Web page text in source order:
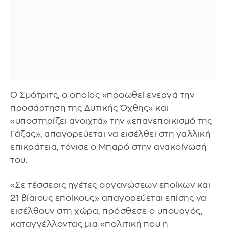
Ο Σμότριτς, ο οποίος «προωθεί ενεργά την
προσάρτηση της Δυτικής Όχθης» και
«υποστηρίζει ανοιχτά» την «επανεποικισμό της
Γάζας», απαγορεύεται να εισέλθει στη γαλλική
επικράτεια, τόνισε ο Μπαρό στην ανακοίνωσή
του.
«Σε τέσσερις ηγέτες οργανώσεων εποίκων και
21 βίαιους εποίκους» απαγορεύεται επίσης να
εισέλθουν στη χώρα, πρόσθεσε ο υπουργός,
καταγγέλλοντας μια «πολιτική που η